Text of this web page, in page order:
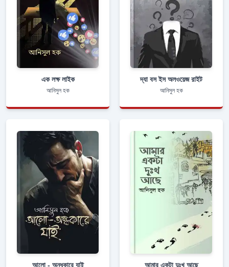
এক লক্ষ লাইক
আনিসুল হক
দ্যা বস ইস অলওয়েজ রাইট
আনিসুল হক
আলো - অন্ধকারে যাই আমার একটা দুঃখ আছে